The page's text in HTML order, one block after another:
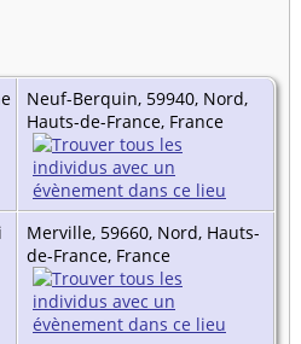
Neuf-Berquin, 59940, Nord,
Hauts-de-France, France
Merville, 59660, Nord, Hauts-
de-France, France